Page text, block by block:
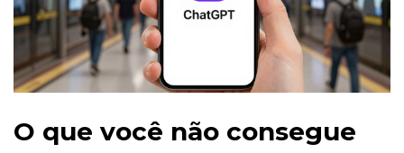
O que você não consegue